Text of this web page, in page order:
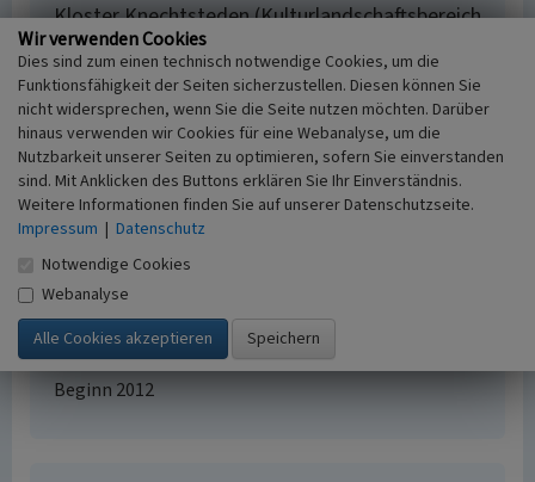
Kloster Knechtsteden (Kulturlandschaftsbereich
Regionalplan Düsseldorf 206)
Schlagwörter
Kulturlandschaftsbereich Kloster (Architektur)
Feuchtgebiet Landwirtschaftliche Nutzfläche Wald
Fachsicht(en)
Kulturlandschaftspflege, Archäologie,
Denkmalpflege, Landeskunde, Raumplanung
Erfassungsmaßstab
i.d.R. 1:25.000 (kleiner als 1:20.000)
Erfassungsmethode
Literaturauswertung, Geländebegehung/-
kartierung, Archivauswertung
Historischer Zeitraum
Beginn 2012
Wir verwenden Cookies
Dies sind zum einen technisch notwendige Cookies, um die
Funktionsfähigkeit der Seiten sicherzustellen. Diesen können Sie
nicht widersprechen, wenn Sie die Seite nutzen möchten. Darüber
hinaus verwenden wir Cookies für eine Webanalyse, um die
Nutzbarkeit unserer Seiten zu optimieren, sofern Sie einverstanden
sind. Mit Anklicken des Buttons erklären Sie Ihr Einverständnis.
Weitere Informationen finden Sie auf unserer Datenschutzseite.
Impressum | Datenschutz
Notwendige Cookies
Webanalyse